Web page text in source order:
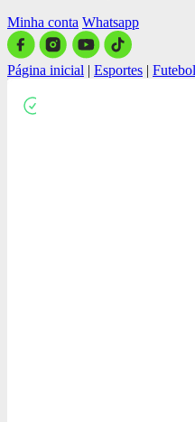
Minha conta Whatsapp
Página inicial | Esportes | Futebol